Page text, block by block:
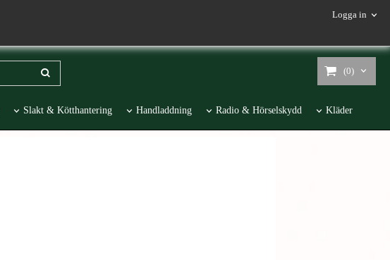
Logga in
(0)
Slakt & Kötthantering Handladdning Radio & Hörselskydd Kläder